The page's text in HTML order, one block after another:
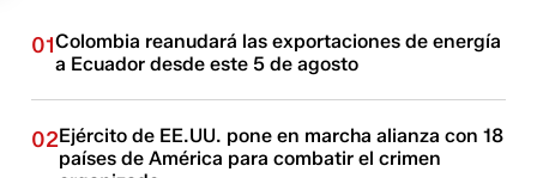
01Colombia reanudará las exportaciones de energía
a Ecuador desde este 5 de agosto
02Ejército de EE.UU. pone en marcha alianza con 18
países de América para combatir el crimen